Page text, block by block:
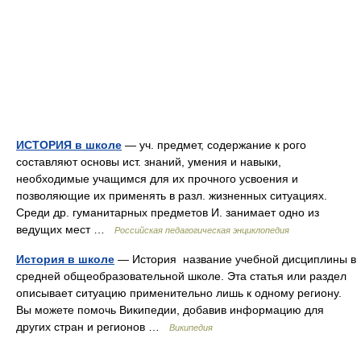
ИСТОРИЯ в школе — уч. предмет, содержание к рого
составляют основы ист. знаний, умения и навыки,
необходимые учащимся для их прочного усвоения и
позволяющие их применять в разл. жизненных ситуациях.
Среди др. гуманитарных предметов И. занимает одно из
ведущих мест …
Российская педагогическая энциклопедия
История в школе — История название учебной дисциплины в
средней общеобразовательной школе. Эта статья или раздел
описывает ситуацию применительно лишь к одному региону.
Вы можете помочь Википедии, добавив информацию для
других стран и регионов …
Википедия